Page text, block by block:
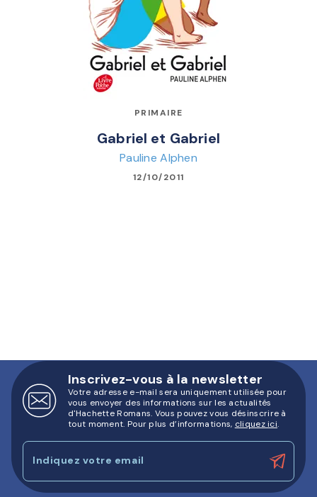
PRIMAIRE
Gabriel et Gabriel
Pauline Alphen
12/10/2011
Inscrivez-vous à la newsletter
Votre adresse e-mail sera uniquement utilisée pour
vous envoyer des informations sur les actualités
d'Hachette Romans. Vous pouvez vous désinscrire à
tout moment. Pour plus d’informations, cliquez ici.
Indiquez votre email